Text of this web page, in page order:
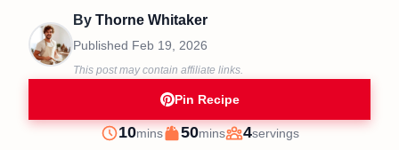
By Thorne Whitaker
Published Feb 19, 2026
This post may contain affiliate links.
Pin Recipe
Prep
10minutes
mins
Cook
50minutes
mins
Servings
4servings